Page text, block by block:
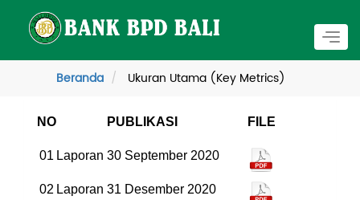
Beranda
Ukuran Utama (Key Metrics)
NO PUBLIKASI FILE
01 Laporan 30 September 2020
02 Laporan 31 Desember 2020